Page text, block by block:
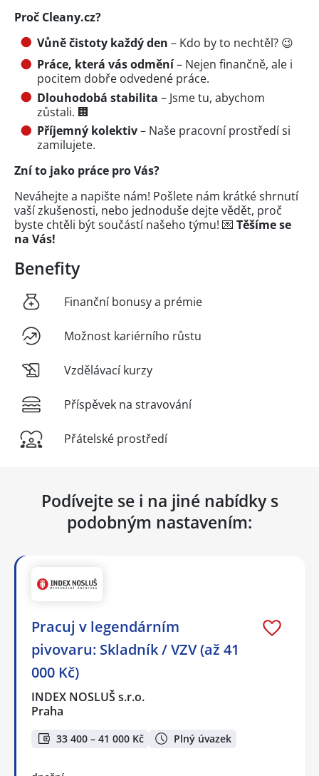
Proč Cleany.cz?
Vůně čistoty každý den – Kdo by to nechtěl? 😉
Práce, která vás odmění– Nejen finančně, ale i
pocitem dobře odvedené práce.
Dlouhodobá stabilita – Jsme tu, abychom
zůstali. 🏢
Příjemný kolektiv– Naše pracovní prostředí si
zamilujete.
Zní to jako práce pro Vás?
Neváhejte a napište nám! Pošlete nám krátké shrnutí
vaší zkušenosti, nebo jednoduše dejte vědět, proč
byste chtěli být součástí našeho týmu! 💌 Těšíme se
na Vás!
Benefity
Finanční bonusy a prémie
Možnost kariérního růstu
Vzdělávací kurzy
Příspěvek na stravování
Přátelské prostředí
Podívejte se i na jiné nabídky s
podobným nastavením:
Pracuj v legendárním
pivovaru: Skladník / VZV (až 41
000 Kč)
INDEX NOSLUŠ s.r.o.
Praha
33 400 – 41 000 Kč Plný úvazek